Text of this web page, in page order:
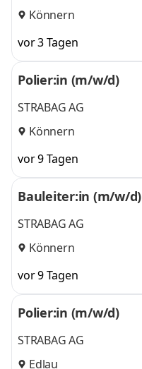
Könnern
vor 3 Tagen
Polier:in (m/w/d)
STRABAG AG
Könnern
vor 9 Tagen
Bauleiter:in (m/w/d)
STRABAG AG
Könnern
vor 9 Tagen
Polier:in (m/w/d)
STRABAG AG
Edlau